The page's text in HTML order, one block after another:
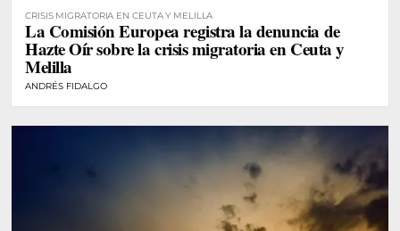
CRISIS MIGRATORIA EN CEUTA Y MELILLA
La Comisión Europea registra la denuncia de
Hazte Oír sobre la crisis migratoria en Ceuta y
Melilla
ANDRÉS FIDALGO